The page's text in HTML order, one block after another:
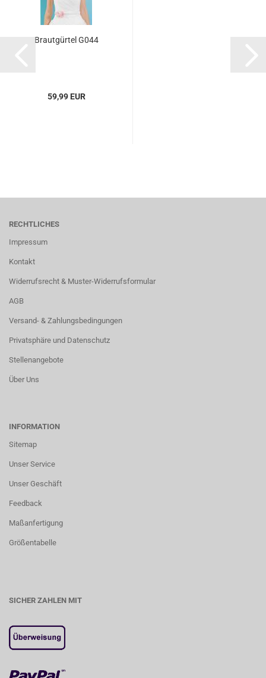
Brautgürtel G044
59,99 EUR
RECHTLICHES
Impressum
Kontakt
Widerrufsrecht & Muster-Widerrufsformular
AGB
Versand- & Zahlungsbedingungen
Privatsphäre und Datenschutz
Stellenangebote
Über Uns
INFORMATION
Sitemap
Unser Service
Unser Geschäft
Feedback
Maßanfertigung
Größentabelle
SICHER ZAHLEN MIT